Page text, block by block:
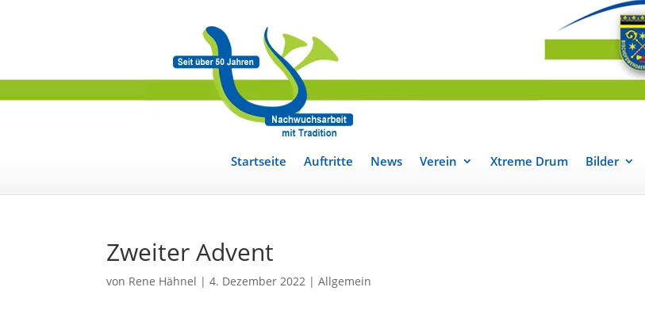
Startseite Auftritte News Verein Xtreme Drum Bilder
Zweiter Advent
von Rene Hähnel |4. Dezember 2022 |Allgemein